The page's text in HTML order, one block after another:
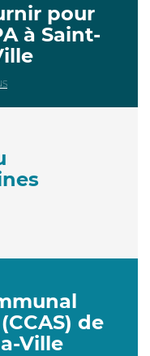
pour
à Saint-
de
Ville